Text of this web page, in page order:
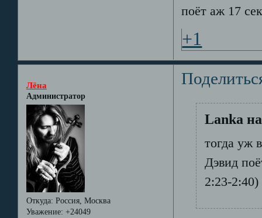
поёт аж 17
+1
Лёна
Администратор
Откуда: Россия, Москва
Уважение: +24049
Lanka
тогда уж
Дэвид
2:23-2:40)